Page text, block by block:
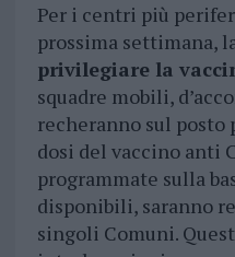
Per i centri più
prossima settimana,
privilegiare la
squadre mobili,
recheranno sul
dosi del vaccino anti
programmate sulla
disponibili, saranno
singoli Comuni.